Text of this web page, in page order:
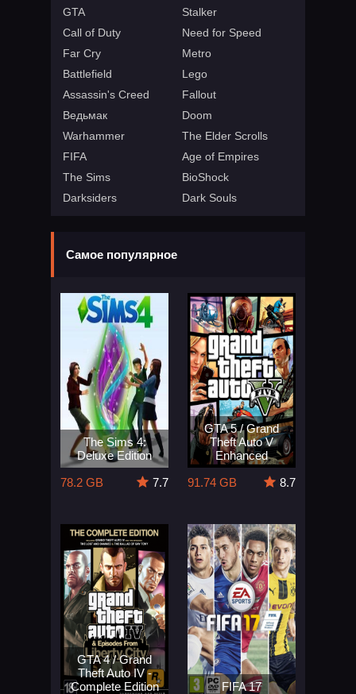
GTA
Stalker
Call of Duty
Need for Speed
Far Cry
Metro
Battlefield
Lego
Assassin's Creed
Fallout
Ведьмак
Doom
Warhammer
The Elder Scrolls
FIFA
Age of Empires
The Sims
BioShock
Darksiders
Dark Souls
Самое популярное
The Sims 4:
Deluxe Edition
78.2 GB
7.7
GTA 5 / Grand
Theft Auto V
Enhanced
91.74 GB
8.7
GTA 4 / Grand
Theft Auto IV -
Complete Edition
FIFA 17